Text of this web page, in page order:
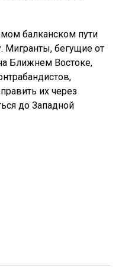
балканском пути
Мигранты, бегущие от
Ближнем Востоке,
их через
до Западной